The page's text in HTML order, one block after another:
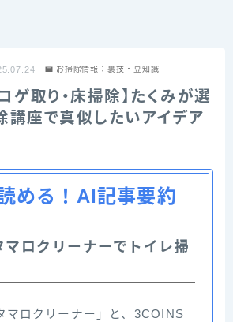
お掃除情報：裏技・豆知識
コゲ取り・床掃除】たくみが選
講座で真似したいアイデア
める！AI記事要約
ロクリーナーでトイレ掃
マロクリーナー」と、3COINS